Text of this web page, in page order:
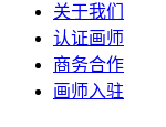
关于我们
认证画师
商务合作
画师入驻